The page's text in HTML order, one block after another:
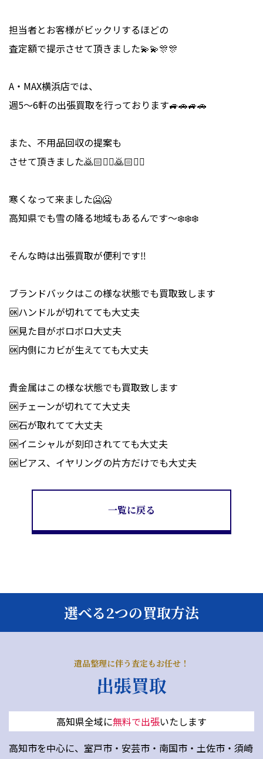
担当者とお客様がビックリするほどの
査定額で提示させて頂きました💫💫🎊🎊
A・MAX横浜店では、
週5〜6軒の出張買取を行っております🚙🚗🚙🚗
また、不用品回収の提案も
させて頂きました🙇🏻🙇‍♂️🙇🏻🙇‍♂️
寒くなって来ました🥶🥶
高知県でも雪の降る地域もあるんです〜❄️❄️❄️
そんな時は出張買取が便利です‼️
ブランドバックはこの様な状態でも買取致します
🆗ハンドルが切れてても大丈夫
🆗見た目がボロボロ大丈夫
🆗内側にカビが生えてても大丈夫
貴金属はこの様な状態でも買取致します
🆗チェーンが切れてて大丈夫
🆗石が取れてて大丈夫
🆗イニシャルが刻印されてても大丈夫
🆗ピアス、イヤリングの片方だけでも大丈夫
一覧に戻る
選べる2つの買取方法
遺品整理に伴う査定もお任せ！
出張買取
高知県全域に無料で出張いたします
高知市を中心に、室戸市・安芸市・南国市・土佐市・須崎